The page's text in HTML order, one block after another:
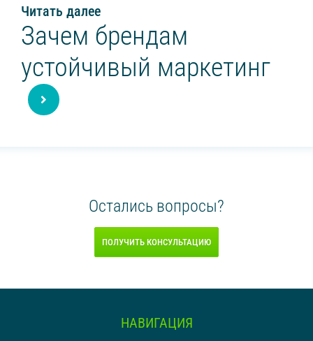
Читать далее
Зачем брендам
устойчивый маркетинг
Остались вопросы?
ПОЛУЧИТЬ КОНСУЛЬТАЦИЮ
НАВИГАЦИЯ